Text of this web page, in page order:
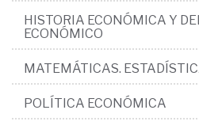
HISTORIA ECONÓMICA Y
ECONÓMICO
MATEMÁTICAS.
POLÍTICA ECONÓMICA